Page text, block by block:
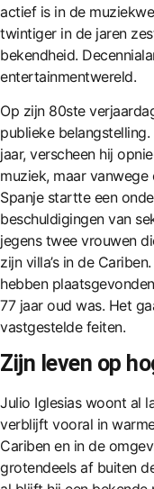
actief is in de
twintiger in de jaren
bekendheid.
entertainmentwereld.
Op zijn 80ste
publieke
jaar, verscheen hij
muziek, maar
Spanje startte een
beschuldigingen van
jegens twee vrouwen
zijn villa’s in de
hebben
77 jaar oud was. Het
vastgestelde feiten.
Zijn leven op
Julio Iglesias woont al
verblijft vooral in
Cariben en in de
grotendeels af buiten